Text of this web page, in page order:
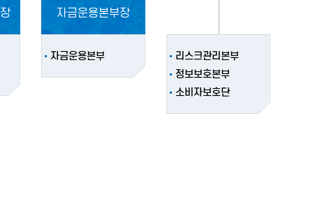
자금운용본부장
자금운용본부
리스크관리본부
정보보호본부
소비자보호단